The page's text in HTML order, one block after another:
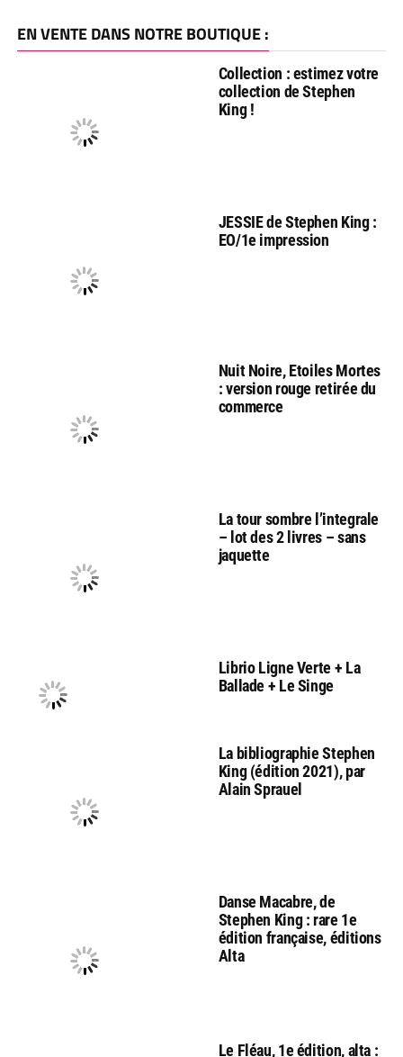
EN VENTE DANS NOTRE BOUTIQUE :
Collection : estimez votre
collection de Stephen
King !
JESSIE de Stephen King :
EO/1e impression
Nuit Noire, Etoiles Mortes
: version rouge retirée du
commerce
La tour sombre l’integrale
– lot des 2 livres – sans
jaquette
Librio Ligne Verte + La
Ballade + Le Singe
La bibliographie Stephen
King (édition 2021), par
Alain Sprauel
Danse Macabre, de
Stephen King : rare 1e
édition française, éditions
Alta
Le Fléau, 1e édition, alta :